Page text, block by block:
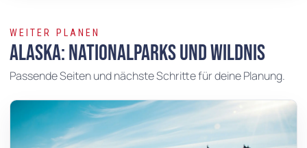
WEITER PLANEN
Alaska: Nationalparks und Wildnis
Passende Seiten und nächste Schritte für deine Planung.